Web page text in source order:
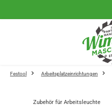
Festool Arbeitsplatzeinrichtungen
Zubehör für Arbeitsleuchte